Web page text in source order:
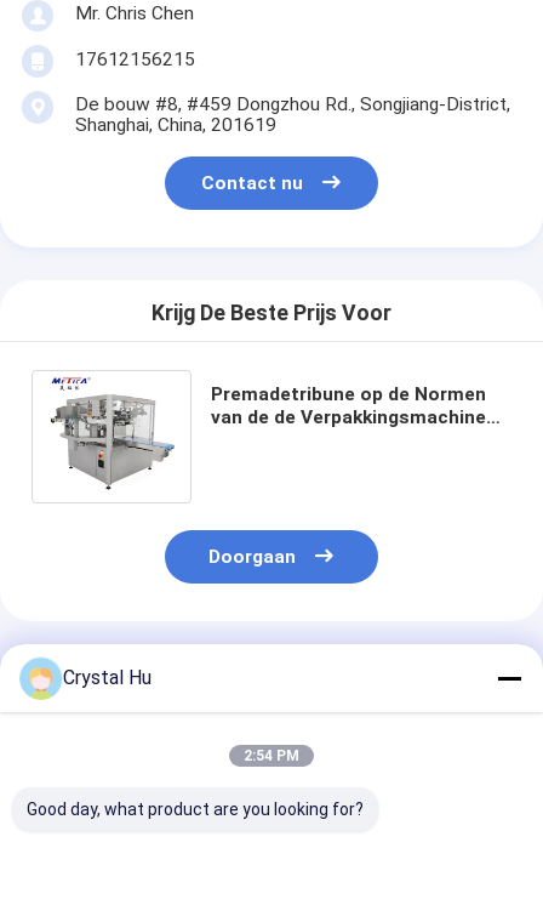
Mr. Chris Chen
17612156215
De bouw #8, #459 Dongzhou Rd., Songjiang-District,
Shanghai, China, 201619
Contact nu
Krijg De Beste Prijs Voor
Premadetribune op de Normen
van de de Verpakkingsmachine
Doorgaan
Geadviseerde Producten
Crystal Hu
2:54 PM
Good day, what product are you looking for?